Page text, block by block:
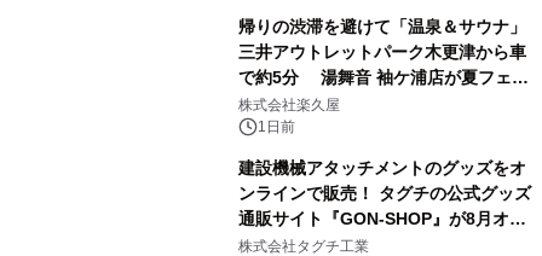
帰りの渋滞を避けて「温泉＆サウナ」
三井アウトレットパーク木更津から車
で約5分 湯舞音 袖ケ浦店が夏フェア
メニューを提供
株式会社楽久屋
1日前
建設機械アタッチメントのグッズをオ
ンラインで販売！ タグチの公式グッズ
通販サイト『GON-SHOP』が8月オー
プン
株式会社タグチ工業